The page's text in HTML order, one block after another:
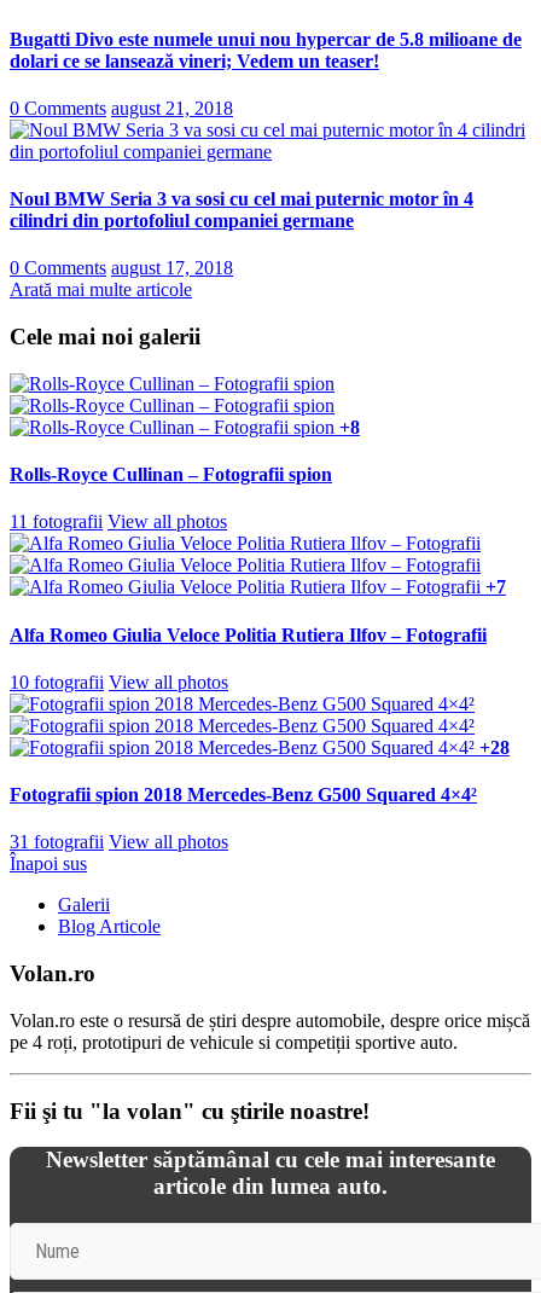
Bugatti Divo este numele unui nou hypercar de 5.8 milioane de
dolari ce se lansează vineri; Vedem un teaser!
0 Comments august 21, 2018
Noul BMW Seria 3 va sosi cu cel mai puternic motor în 4
cilindri din portofoliul companiei germane
0 Comments august 17, 2018
Arată mai multe articole
Cele mai noi galerii
+8
Rolls-Royce Cullinan – Fotografii spion
11 fotografii View all photos
+7
Alfa Romeo Giulia Veloce Politia Rutiera Ilfov – Fotografii
10 fotografii View all photos
+28
Fotografii spion 2018 Mercedes-Benz G500 Squared 4×4²
31 fotografii View all photos
Înapoi sus
Galerii
Blog Articole
Volan.ro
Volan.ro este o resursă de știri despre automobile, despre orice mișcă
pe 4 roți, prototipuri de vehicule si competiții sportive auto.
Fii şi tu "la volan" cu ştirile noastre!
Newsletter săptămânal cu cele mai interesante
articole din lumea auto.